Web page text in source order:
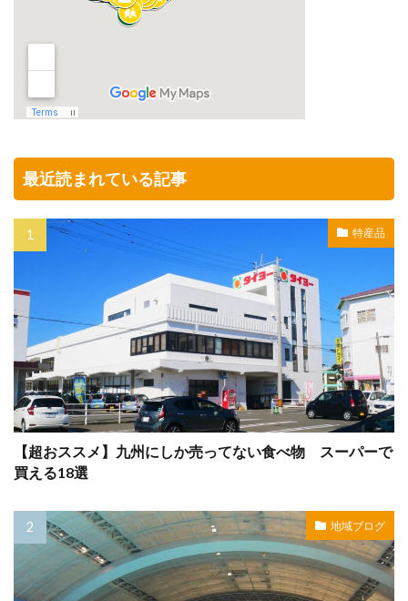
最近読まれている記事
特産品
【超おススメ】九州にしか売ってない食べ物 スーパーで
買える18選
地域ブログ